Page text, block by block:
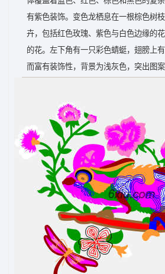
有紫色装饰。变色龙栖息在一根棕色树
卉，包括红色玫瑰、紫色与白色边缘的
的花。左下角有一只彩色蜻蜓，翅膀上
而富有装饰性，背景为浅灰色，突出图